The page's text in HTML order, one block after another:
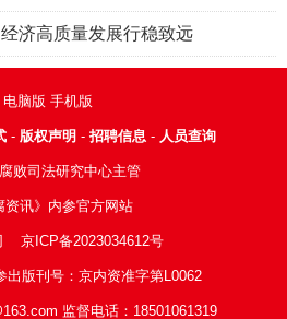
济高质量发展行稳致远
电脑版 手机版
- 版权声明 - 招聘信息 - 人员查询
败司法研究中心主管
资讯》内参官方网站
京ICP备2023034612号
出版刊号：京内资准字第L0062
监督电话：18501061319